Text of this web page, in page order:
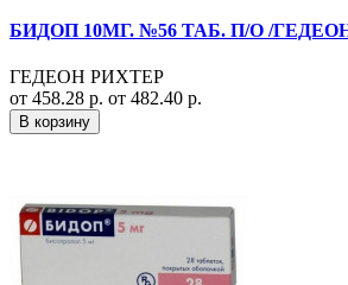
БИДОП 10МГ. №56 ТАБ. П/О /
ГЕДЕОН РИХТЕР
от 458.28 р. от 482.40 р.
В корзину